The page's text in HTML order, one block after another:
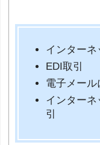
インターネ
EDI取引
電子メー
インター
引